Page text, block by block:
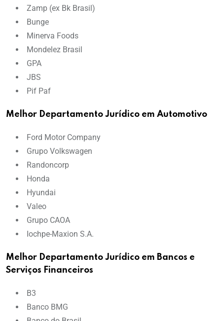
Zamp (ex Bk Brasil)
Bunge
Minerva Foods
Mondelez Brasil
GPA
JBS
Pif Paf
Melhor Departamento Jurídico em Automotivo
Ford Motor Company
Grupo Volkswagen
Randoncorp
Honda
Hyundai
Valeo
Grupo CAOA
Iochpe-Maxion S.A.
Melhor Departamento Jurídico em Bancos e
Serviços Financeiros
B3
Banco BMG